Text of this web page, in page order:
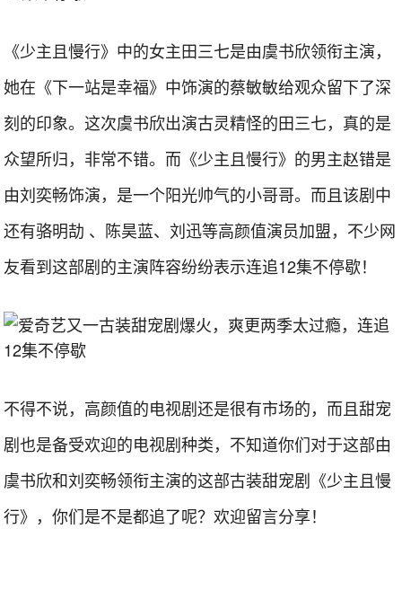
《少主且慢行》中的女主田三七是由虞书欣领衔主演，
她在《下一站是幸福》中饰演的蔡敏敏给观众留下了深
刻的印象。这次虞书欣出演古灵精怪的田三七，真的是
众望所归，非常不错。而《少主且慢行》的男主赵错是
由刘奕畅饰演，是一个阳光帅气的小哥哥。而且该剧中
还有骆明劼 、陈昊蓝、刘迅等高颜值演员加盟，不少网
友看到这部剧的主演阵容纷纷表示连追12集不停歇！
不得不说，高颜值的电视剧还是很有市场的，而且甜宠
剧也是备受欢迎的电视剧种类，不知道你们对于这部由
虞书欣和刘奕畅领衔主演的这部古装甜宠剧《少主且慢
行》，你们是不是都追了呢？欢迎留言分享！